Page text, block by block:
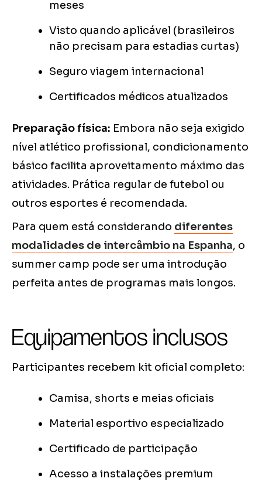
meses
Visto quando aplicável (brasileiros
não precisam para estadias curtas)
Seguro viagem internacional
Certificados médicos atualizados
Preparação física: Embora não seja exigido
nível atlético profissional, condicionamento
básico facilita aproveitamento máximo das
atividades. Prática regular de futebol ou
outros esportes é recomendada.
Para quem está considerando diferentes
modalidades de intercâmbio na Espanha, o
summer camp pode ser uma introdução
perfeita antes de programas mais longos.
Equipamentos inclusos
Participantes recebem kit oficial completo:
Camisa, shorts e meias oficiais
Material esportivo especializado
Certificado de participação
Acesso a instalações premium